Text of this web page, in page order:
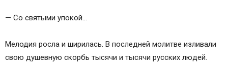
— Со святыми упокой…
Мелодия росла и ширилась. В последней молитве изливали
свою душевную скорбь тысячи и тысячи русских людей.